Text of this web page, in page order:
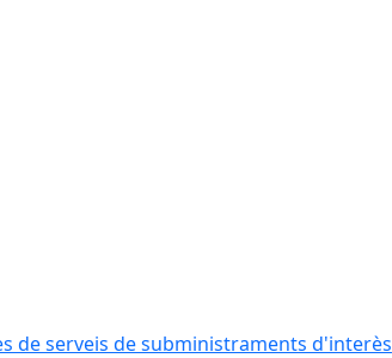
de serveis de subministraments d'interès